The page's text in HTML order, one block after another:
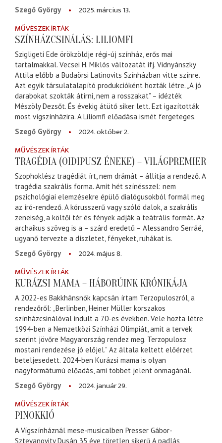
Szegő György
2025. március 13.
MŰVÉSZEK ÍRTÁK
SZÍNHÁZCSINÁLÁS: LILIOMFI
Szigligeti Ede örökzöldje régi-új színház, erős mai
tartalmakkal. Vecsei H. Miklós változatát ifj. Vidnyánszky
Attila előbb a Budaörsi Latinovits Színházban vitte színre.
Azt egyik társulatalapító produkcióként hozták létre. „A jó
darabokat szokták átírni, nem a rosszakat” – idézték
Mészöly Dezsőt. És évekig átütő siker lett. Ezt igazították
most vígszínházira. A Liliomfi előadása ismét fergeteges.
Szegő György
2024. október 2.
MŰVÉSZEK ÍRTÁK
TRAGÉDIA (OIDIPUSZ ÉNEKE) – VILÁGPREMIER
Szophoklész tragédiát írt, nem drámát – állítja a rendező. A
tragédia szakrális forma. Amit hét színésszel: nem
pszichológiai elemzésekre épülő dialógusokból formál meg
az író-rendező. A kórusszerű vagy szóló dalok, a szakrális
zeneiség, a költői tér és fények adják a teátrális formát. Az
archaikus szöveg is a – szárd eredetű – Alessandro Serráé,
ugyanő tervezte a díszletet, fényeket, ruhákat is.
Szegő György
2024. május 8.
MŰVÉSZEK ÍRTÁK
KURÁZSI MAMA – HÁBORÚINK KRÓNIKÁJA
A 2022-es Bakkhánsnők kapcsán írtam Terzopuloszról, a
rendezőről: „Berlinben, Heiner Müller korszakos
színházcsinálóval indult a 70-es években. Vele hozta létre
1994-ben a Nemzetközi Színházi Olimpiát, amit a tervek
szerint jövőre Magyarország rendez meg. Terzopulosz
mostani rendezése jó előjel.” Az általa keltett előérzet
beteljesedett. 2024-ben Kurázsi mama is olyan
nagyformátumú előadás, ami többet jelent önmagánál.
Szegő György
2024. január 29.
MŰVÉSZEK ÍRTÁK
PINOKKIÓ
A Vígszínháznál mese-musicalben Presser Gábor-
Sztevanovity Dusán 35 éve töretlen sikerű A padlás